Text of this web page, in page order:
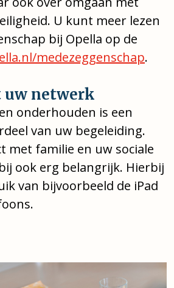
U kunt meer lezen
bij Opella op de
medezeggenschap.
uw netwerk
onderhouden is een
van uw begeleiding.
met familie en uw sociale
ook erg belangrijk. Hierbij
van bijvoorbeeld de iPad